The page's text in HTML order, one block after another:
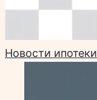
Новости ипотеки